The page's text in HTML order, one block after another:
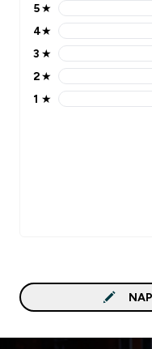
5 stars rating 2
5★
4 stars rating 0
4★
3 stars rating 0
3 ★
2 stars rating 0
2★
1 stars rating 0
1 ★